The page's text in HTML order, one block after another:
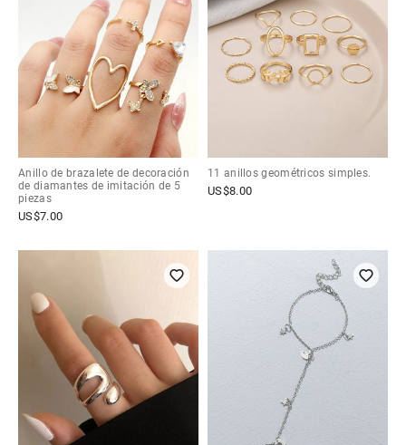
Anillo de brazalete de decoración
de diamantes de imitación de 5
piezas
US$7.00
11 anillos geométricos simples.
US$8.00